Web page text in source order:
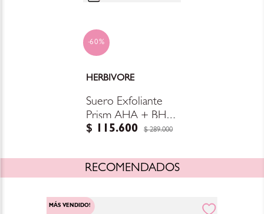
60%
HERBIVORE
Suero Exfoliante
Prism AHA + BHA
Exfoliating Glow
$ 115.600 $ 289.000
RECOMENDADOS
MÁS VENDIDO!